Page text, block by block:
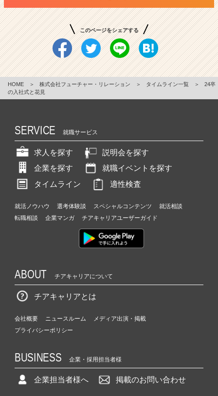
このページをシェアする
HOME ＞ 株式会社フューチャー・リレーション ＞ タイムライン一覧 ＞
24卒
の入社式と花見
SERVICE 就職サービス
求人を探す
説明会を探す
企業を探す
就職イベントを探す
タイムライン
適性検査
就活ノウハウ 選考体験談 スペシャルコンテンツ
就活相談
転職相談
企業マンガ チアキャリアユーザーガイド
ABOUT チアキャリアについて
チアキャリアとは
会社概要 ニュースルーム
メディア出演・掲載
プライバシーポリシー
BUSINESS 企業・採用担当者様
企業担当者様へ 掲載のお問い合わせ